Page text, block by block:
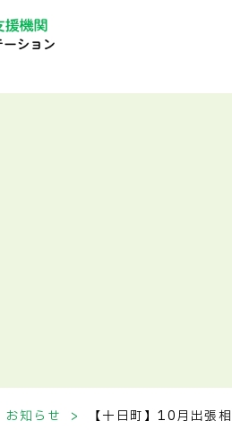
お知らせ 【十日町】10月出張